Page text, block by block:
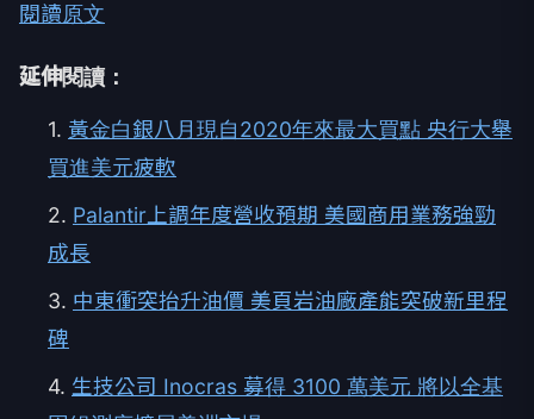
閱讀原文
延伸閱讀：
1. 黃金白銀八月現自2020年來最大買點 央行大舉
買進美元疲軟
2. Palantir上調年度營收預期 美國商用業務強勁
成長
3. 中東衝突抬升油價 美頁岩油廠產能突破新里程
碑
4. 生技公司 Inocras 募得 3100 萬美元 將以全基